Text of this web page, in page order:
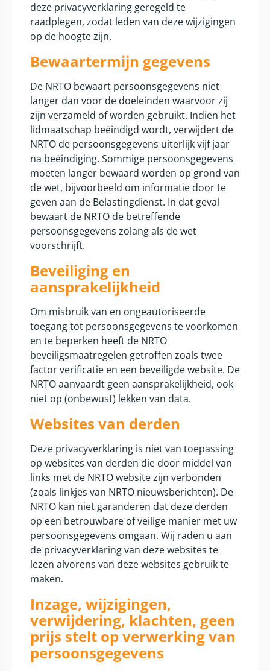
deze privacyverklaring geregeld te
raadplegen, zodat leden van deze wijzigingen
op de hoogte zijn.
Bewaartermijn gegevens
De NRTO bewaart persoonsgegevens niet
langer dan voor de doeleinden waarvoor zij
zijn verzameld of worden gebruikt. Indien het
lidmaatschap beëindigd wordt, verwijdert de
NRTO de persoonsgegevens uiterlijk vijf jaar
na beëindiging. Sommige persoonsgegevens
moeten langer bewaard worden op grond van
de wet, bijvoorbeeld om informatie door te
geven aan de Belastingdienst. In dat geval
bewaart de NRTO de betreffende
persoonsgegevens zolang als de wet
voorschrijft.
Beveiliging en
aansprakelijkheid
Om misbruik van en ongeautoriseerde
toegang tot persoonsgegevens te voorkomen
en te beperken heeft de NRTO
beveiligsmaatregelen getroffen zoals twee
factor verificatie en een beveiligde website. De
NRTO aanvaardt geen aansprakelijkheid, ook
niet op (onbewust) lekken van data.
Websites van derden
Deze privacyverklaring is niet van toepassing
op websites van derden die door middel van
links met de NRTO website zijn verbonden
(zoals linkjes van NRTO nieuwsberichten). De
NRTO kan niet garanderen dat deze derden
op een betrouwbare of veilige manier met uw
persoonsgegevens omgaan. Wij raden u aan
de privacyverklaring van deze websites te
lezen alvorens van deze websites gebruik te
maken.
Inzage, wijzigingen,
verwijdering, klachten, geen
prijs stelt op verwerking van
persoonsgegevens